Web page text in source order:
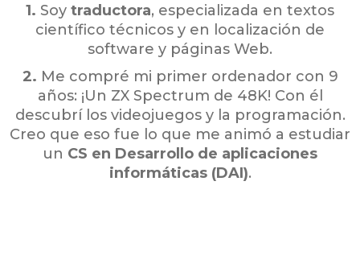
1. Soy traductora, especializada en textos
científico técnicos y en localización de
software y páginas Web.
2. Me compré mi primer ordenador con 9
años: ¡Un ZX Spectrum de 48K! Con él
descubrí los videojuegos y la programación.
Creo que eso fue lo que me animó a estudiar
un CS en Desarrollo de aplicaciones
informáticas (DAI).